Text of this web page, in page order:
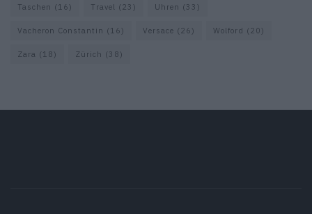
Taschen (16) Travel (23) Uhren (33)
Vacheron Constantin (16) Versace (26) Wolford (20)
Zara (18) Zürich (38)